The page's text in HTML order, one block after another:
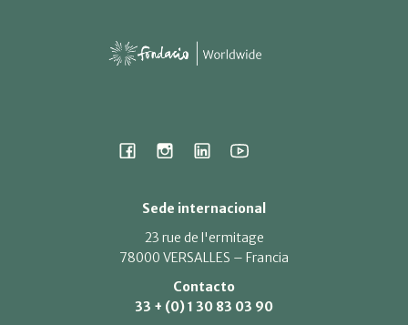
Sede internacional
23 rue de l'ermitage
78000 VERSALLES – Francia
Contacto
33 + (0) 1 30 83 03 90